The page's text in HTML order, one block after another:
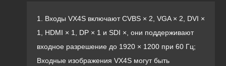
1. Входы VX4S включают CVBS × 2, VGA × 2, DVI ×
1, HDMI × 1, DP × 1 и SDI ×, они поддерживают
входное разрешение до 1920 × 1200 при 60 Гц;
Входные изображения VX4S могут быть